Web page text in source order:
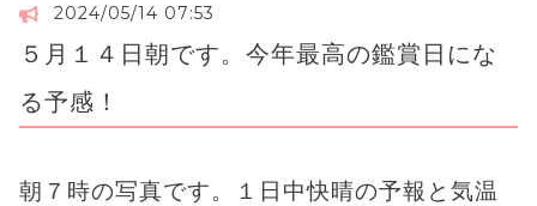
2024/05/14 07:53
５月１４日朝です。今年最高の鑑賞日にな
る予感！
朝７時の写真です。１日中快晴の予報と気温